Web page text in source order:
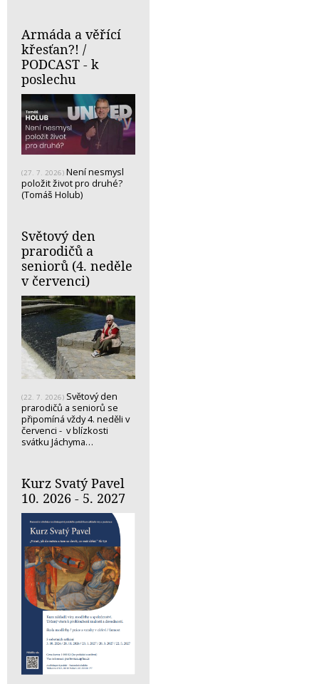
Armáda a věřící
křesťan?! /
PODCAST - k
poslechu
(27. 7. 2026) Není nesmysl
položit život pro druhé?
(Tomáš Holub)
Světový den
prarodičů a
seniorů (4. neděle
v červenci)
(22. 7. 2026) Světový den
prarodičů a seniorů se
připomíná vždy 4. neděli v
červenci - v blízkosti
svátku Jáchyma…
Kurz Svatý Pavel
10. 2026 - 5. 2027